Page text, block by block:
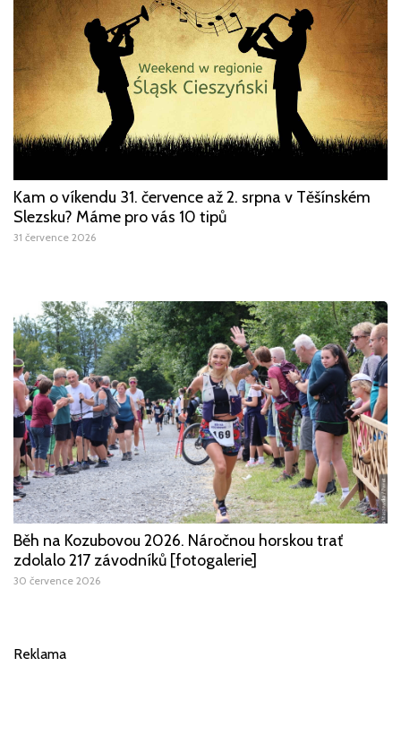
Kam o víkendu 31. července až 2. srpna v Těšínském
Slezsku? Máme pro vás 10 tipů
31 července 2026
Běh na Kozubovou 2026. Náročnou horskou trať
zdolalo 217 závodníků [fotogalerie]
30 července 2026
Reklama